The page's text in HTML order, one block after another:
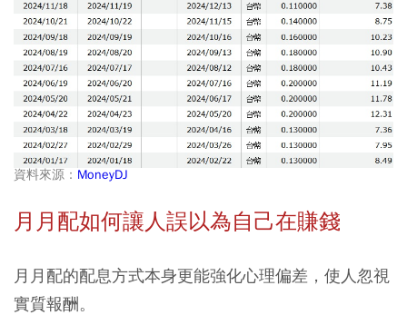
資料來源： MoneyDJ
月月配如何讓人誤以為自己在賺錢
月月配的配息方式本身更能強化心理偏差，使人忽視
實質報酬。